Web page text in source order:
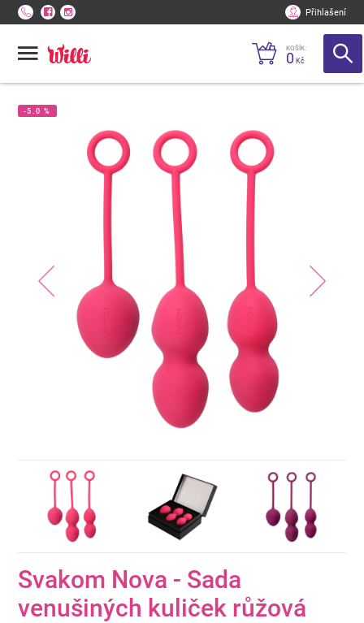
Přihlašení
KOŠÍK:
0 Kč
-5.0 %
Svakom Nova - Sada
venušiných kuliček růžová